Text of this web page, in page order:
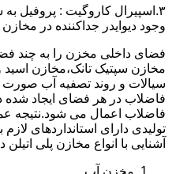
۳.اسپیرال کاروگیت : پروفیل به شکل ذوزنقه طراحی شده است.
وجود دیوایدر جداکننده در مخازن
فضای داخلی مخزن را به چند
مخازن سپتیک تانک،مخازن
سیالات و روند تصفیه آب صورت
فاضلاب در هر فضای ایجاد
فاضلاب اعمال می شود.نتیجه
تولیدی دارای استانداردهای
آشنایی با انواع مخازن پلی اتیلن
مخزن آب